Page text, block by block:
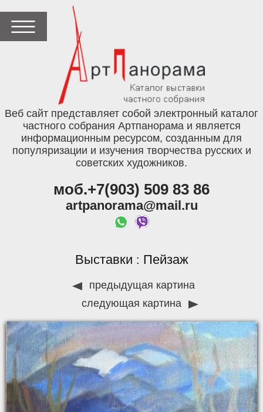
Веб сайт представляет собой электронный каталог
частного собрания Артпанорама и является
информационным ресурсом, созданным для
популяризации и изучения творчества русских и
советских художников.
моб.+7(903) 509 83 86
artpanorama@mail.ru
Выставки : Пейзаж
предыдущая картина
следующая картина